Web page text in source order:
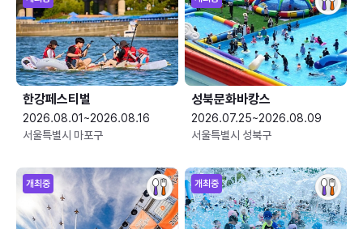
한강페스티벌
2026.08.01~2026.08.16
서울특별시 마포구
성북문화바캉스
2026.07.25~2026.08.09
서울특별시 성북구
개최중 개최중